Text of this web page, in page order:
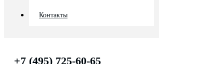
Контакты
+7 (495) 725-60-65